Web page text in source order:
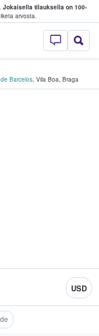
Jokaisella tilauksella on 100-
arvosta.
StubHub -
Barcelos, Vila Boa, Braga
USD